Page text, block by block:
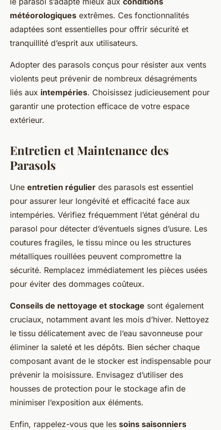
météorologiques extrêmes. Ces fonctionnalités
adaptées sont essentielles pour offrir sécurité et
tranquillité d’esprit aux utilisateurs.
Adopter des parasols conçus pour résister aux vents
violents peut prévenir de nombreux désagréments
liés aux intempéries. Choisissez judicieusement pour
garantir une protection efficace de votre espace
extérieur.
Entretien et Maintenance des
Parasols
Une entretien régulier des parasols est essentiel
pour assurer leur longévité et efficacité face aux
intempéries. Vérifiez fréquemment l’état général du
parasol pour détecter d’éventuels signes d’usure. Les
coutures fragiles, le tissu mince ou les structures
métalliques rouillées peuvent compromettre la
sécurité. Remplacez immédiatement les pièces usées
pour éviter des dommages coûteux.
Conseils de nettoyage et stockage sont également
cruciaux, notamment avant les mois d’hiver. Nettoyez
le tissu délicatement avec de l’eau savonneuse pour
éliminer la saleté et les dépôts. Bien sécher chaque
composant avant de le stocker est indispensable pour
prévenir la moisissure. Envisagez d’utiliser des
housses de protection pour le stockage afin de
minimiser l’exposition aux éléments.
Enfin, rappelez-vous que les soins saisonniers